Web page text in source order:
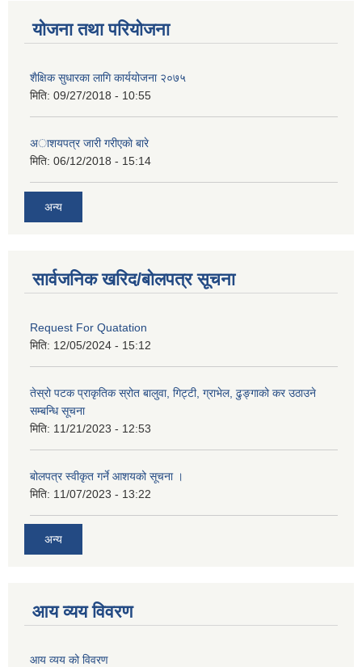
योजना तथा परियोजना
शैक्षिक सुधारका लागि कार्ययोजना २०७५
मिति: 09/27/2018 - 10:55
अाशयपत्र जारी गरीएकाे बारे
मिति: 06/12/2018 - 15:14
अन्य
सार्वजनिक खरिद/बोलपत्र सूचना
Request For Quatation
मिति: 12/05/2024 - 15:12
तेस्रो पटक प्राकृतिक स्रोत बालुवा, गिट्टी, ग्राभेल, ढुङ्गाको कर उठाउने
सम्बन्धि सूचना
मिति: 11/21/2023 - 12:53
बोलपत्र स्वीकृत गर्ने आशयको सूचना ।
मिति: 11/07/2023 - 13:22
अन्य
आय व्यय विवरण
आय व्यय को विवरण